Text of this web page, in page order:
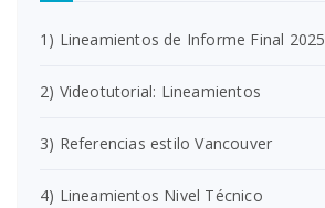
1) Lineamientos de Informe Final 2025
2) Videotutorial: Lineamientos
3) Referencias estilo Vancouver
4) Lineamientos Nivel Técnico